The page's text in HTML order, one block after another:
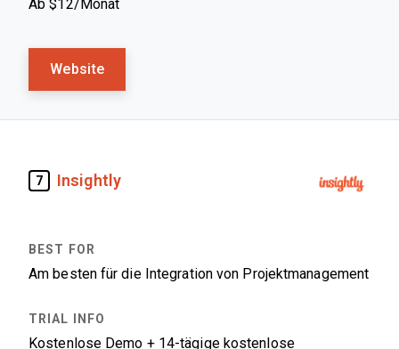
Ab $12/Monat
Website
7 Insightly
Am besten für die Integration von Projektmanagement
Kostenlose Demo + 14-tägige kostenlose